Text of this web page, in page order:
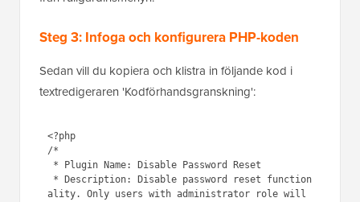
Steg 3: Infoga och konfigurera PHP-koden
Sedan vill du kopiera och klistra in följande kod i
textredigeraren 'Kodförhandsgranskning':
<?php
/*
ality. Only users with administrator role will